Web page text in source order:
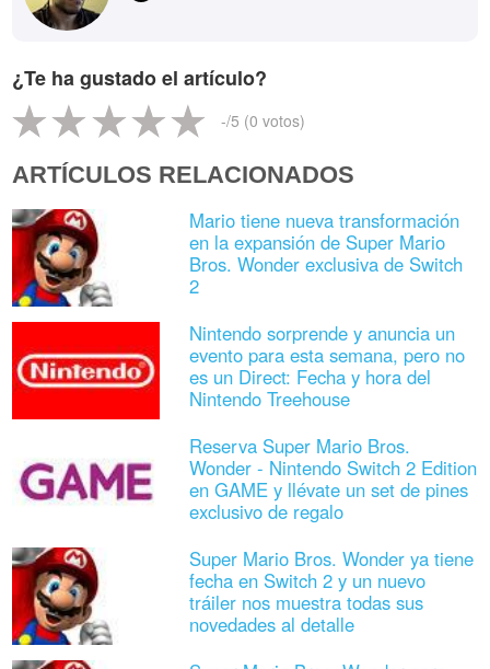
¿Te ha gustado el artículo?
-/5 (0 votos)
ARTÍCULOS RELACIONADOS
Mario tiene nueva transformación
en la expansión de Super Mario
Bros. Wonder exclusiva de Switch
2
Nintendo sorprende y anuncia un
evento para esta semana, pero no
es un Direct: Fecha y hora del
Nintendo Treehouse
Reserva Super Mario Bros.
Wonder - Nintendo Switch 2 Edition
en GAME y llévate un set de pines
exclusivo de regalo
Super Mario Bros. Wonder ya tiene
fecha en Switch 2 y un nuevo
tráiler nos muestra todas sus
novedades al detalle